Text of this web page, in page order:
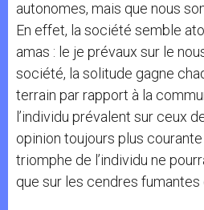
autonomes, mais que nous
En effet, la société semble
amas : le je prévaux sur le
société, la solitude gagne
terrain par rapport à la
l’individu prévalent sur ceux
opinion toujours plus
triomphe de l’individu ne
que sur les cendres fumantes